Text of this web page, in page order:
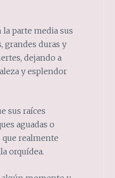
la parte media sus
grandes duras y
dejando a
y esplendor
sus raíces
aguadas o
que realmente
orquídea.